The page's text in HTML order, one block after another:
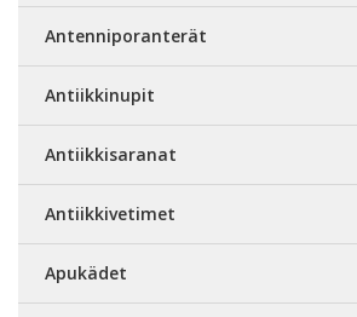
Antenniporanterät
Antiikkinupit
Antiikkisaranat
Antiikkivetimet
Apukädet